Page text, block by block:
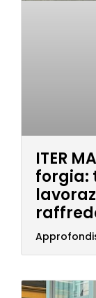
ITER
forgia: